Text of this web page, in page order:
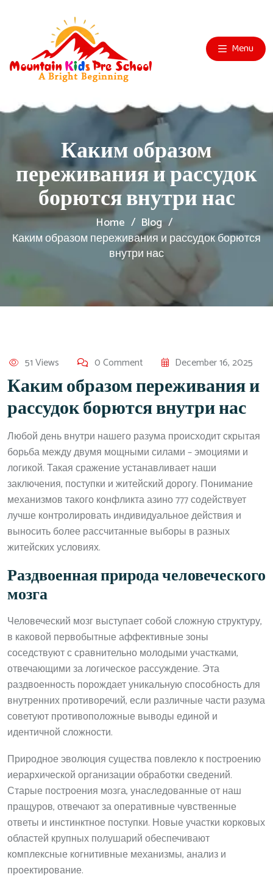
Menu
Каким образом
переживания и рассудок
борются внутри нас
Home
Blog
Каким образом переживания и рассудок борются
внутри нас
51 Views 0 Comment December 16, 2025
Каким образом переживания и
рассудок борются внутри нас
Любой день внутри нашего разума происходит скрытая
борьба между двумя мощными силами – эмоциями и
логикой. Такая сражение устанавливает наши
заключения, поступки и житейский дорогу. Понимание
механизмов такого конфликта азино 777 содействует
лучше контролировать индивидуальное действия и
выносить более рассчитанные выборы в разных
житейских условиях.
Раздвоенная природа человеческого
мозга
Человеческий мозг выступает собой сложную структуру,
в каковой первобытные аффективные зоны
соседствуют с сравнительно молодыми участками,
отвечающими за логическое рассуждение. Эта
раздвоенность порождает уникальную способность для
внутренних противоречий, если различные части разума
советуют противоположные выводы единой и
идентичной сложности.
Природное эволюция существа повлекло к построению
иерархической организации обработки сведений.
Старые построения мозга, унаследованные от наш
пращуров, отвечают за оперативные чувственные
ответы и инстинктное поступки. Новые участки корковых
областей крупных полушарий обеспечивают
комплексные когнитивные механизмы, анализ и
проектирование.